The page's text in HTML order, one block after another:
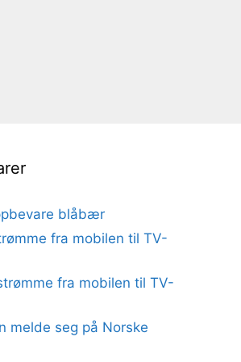
blåbær
fra mobilen til TV-
fra mobilen til TV-
melde seg på Norske